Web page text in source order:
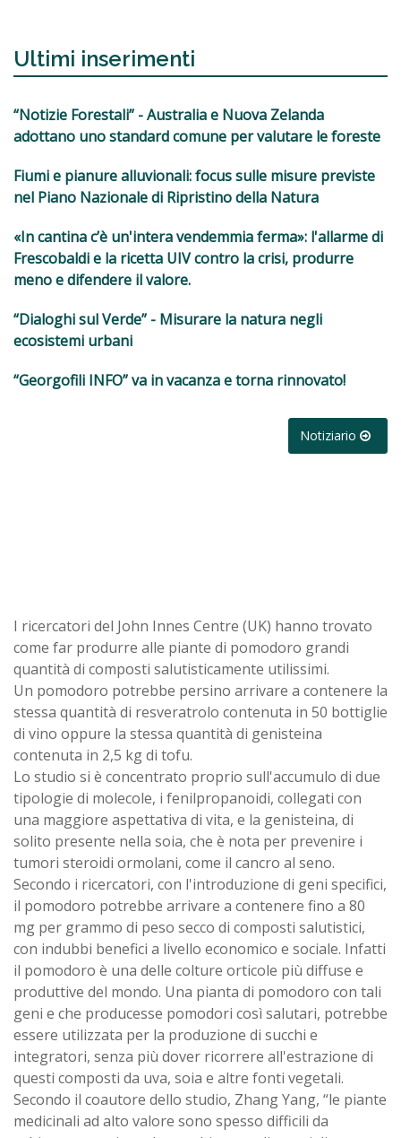
Ultimi inserimenti
“Notizie Forestali” - Australia e Nuova Zelanda
adottano uno standard comune per valutare le foreste
Fiumi e pianure alluvionali: focus sulle misure previste
nel Piano Nazionale di Ripristino della Natura
«In cantina c’è un'intera vendemmia ferma»: l'allarme di
Frescobaldi e la ricetta UIV contro la crisi, produrre
meno e difendere il valore.
“Dialoghi sul Verde” - Misurare la natura negli
ecosistemi urbani
“Georgofili INFO” va in vacanza e torna rinnovato!
Notiziario
I ricercatori del John Innes Centre (UK) hanno trovato
come far produrre alle piante di pomodoro grandi
quantità di composti salutisticamente utilissimi.
Un pomodoro potrebbe persino arrivare a contenere la
stessa quantità di resveratrolo contenuta in 50 bottiglie
di vino oppure la stessa quantità di genisteina
contenuta in 2,5 kg di tofu.
Lo studio si è concentrato proprio sull'accumulo di due
tipologie di molecole, i fenilpropanoidi, collegati con
una maggiore aspettativa di vita, e la genisteina, di
solito presente nella soia, che è nota per prevenire i
tumori steroidi ormolani, come il cancro al seno.
Secondo i ricercatori, con l'introduzione di geni specifici,
il pomodoro potrebbe arrivare a contenere fino a 80
mg per grammo di peso secco di composti salutistici,
con indubbi benefici a livello economico e sociale. Infatti
il pomodoro è una delle colture orticole più diffuse e
produttive del mondo. Una pianta di pomodoro con tali
geni e che producesse pomodori così salutari, potrebbe
essere utilizzata per la produzione di succhi e
integratori, senza più dover ricorrere all'estrazione di
questi composti da uva, soia e altre fonti vegetali.
Secondo il coautore dello studio, Zhang Yang, “le piante
medicinali ad alto valore sono spesso difficili da